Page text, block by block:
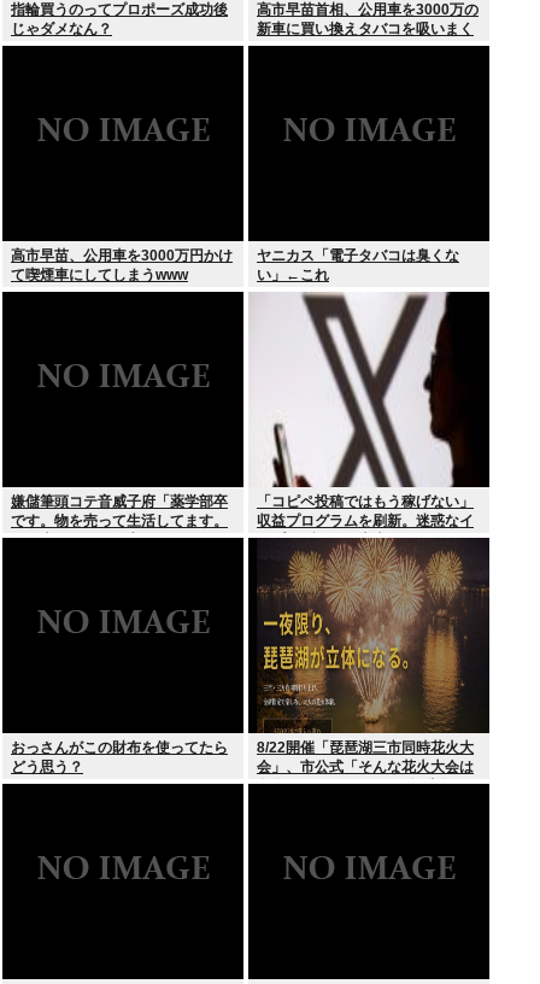
指輪買うのってプロポーズ成功後
じゃダメなん？
高市早苗首相、公用車を3000万の
新車に買い換えタバコを吸いまく
っていた
高市早苗、公用車を3000万円かけ
て喫煙車にしてしまうwww
ヤニカス「電子タバコは臭くな
い」←これ
嫌儲筆頭コテ音威子府「薬学部卒
です。物を売って生活してます。
何を売ってるかは言えません」
「コピペ投稿ではもう稼げない」
収益プログラムを刷新。迷惑なイ
ンプレゾンビは本当にいなくなる
のか？
おっさんがこの財布を使ってたら
どう思う？
8/22開催「琵琶湖三市同時花火大
会」、市公式「そんな花火大会は
存在しない」→ SNS阿鼻叫喚